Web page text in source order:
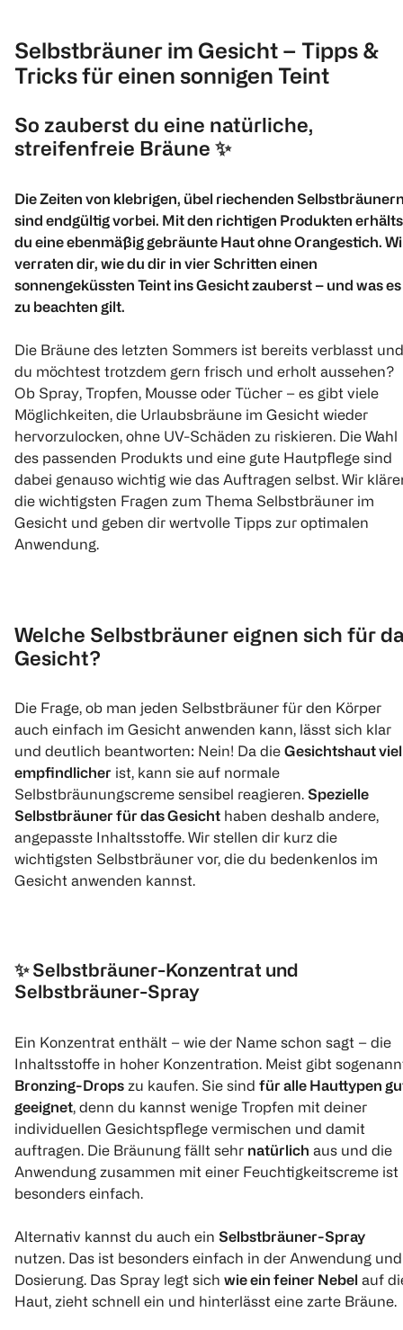
Selbstbräuner im Gesicht – Tipps &
Tricks für einen sonnigen Teint
So zauberst du eine natürliche,
streifenfreie Bräune ✨
Die Zeiten von klebrigen, übel riechenden
sind endgültig vorbei. Mit den richtigen Produkten
du eine ebenmäßig gebräunte Haut ohne Orangestich.
verraten dir, wie du dir in vier Schritten einen
sonnengeküssten Teint ins Gesicht zauberst – und was es
zu beachten gilt.
Die Bräune des letzten Sommers ist bereits verblasst und
du möchtest trotzdem gern frisch und erholt aussehen?
Ob Spray, Tropfen, Mousse oder Tücher – es gibt viele
Möglichkeiten, die Urlaubsbräune im Gesicht wieder
hervorzulocken, ohne UV-Schäden zu riskieren. Die Wahl
des passenden Produkts und eine gute Hautpflege sind
dabei genauso wichtig wie das Auftragen selbst. Wir
die wichtigsten Fragen zum Thema Selbstbräuner im
Gesicht und geben dir wertvolle Tipps zur optimalen
Anwendung.
Welche Selbstbräuner eignen sich für
Gesicht?
Die Frage, ob man jeden Selbstbräuner für den Körper
auch einfach im Gesicht anwenden kann, lässt sich klar
und deutlich beantworten: Nein! Da die Gesichtshaut viel
empfindlicher ist, kann sie auf normale
Selbstbräunungscreme sensibel reagieren. Spezielle
Selbstbräuner für das Gesicht haben deshalb andere,
angepasste Inhaltsstoffe. Wir stellen dir kurz die
wichtigsten Selbstbräuner vor, die du bedenkenlos im
Gesicht anwenden kannst.
✨ Selbstbräuner-Konzentrat und
Selbstbräuner-Spray
Ein Konzentrat enthält – wie der Name schon sagt – die
Inhaltsstoffe in hoher Konzentration. Meist gibt
Bronzing-Drops zu kaufen. Sie sind für alle Hauttypen
geeignet, denn du kannst wenige Tropfen mit deiner
individuellen Gesichtspflege vermischen und damit
auftragen. Die Bräunung fällt sehr natürlich aus und die
Anwendung zusammen mit einer Feuchtigkeitscreme ist
besonders einfach.
Alternativ kannst du auch ein Selbstbräuner-Spray
nutzen. Das ist besonders einfach in der Anwendung und
Dosierung. Das Spray legt sich wie ein feiner Nebel auf
Haut, zieht schnell ein und hinterlässt eine zarte Bräune.